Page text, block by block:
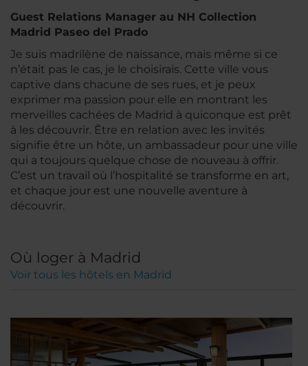
Guest Relations Manager au NH Collection
Madrid Paseo del Prado
Je suis madrilène de naissance, mais même si ce
n’était pas le cas, je le choisirais. Cette ville vous
captive dans chacune de ses rues, et je peux
exprimer ma passion pour elle en montrant les
merveilles cachées de Madrid à quiconque est prêt
à les découvrir. Être en relation avec les invités
signifie être un hôte, un ambassadeur pour une ville
qui a toujours quelque chose de nouveau à offrir.
C’est un travail où l’hospitalité se transforme en art,
et chaque jour est une nouvelle aventure à
découvrir.
Où loger à Madrid
Voir tous les hôtels en Madrid